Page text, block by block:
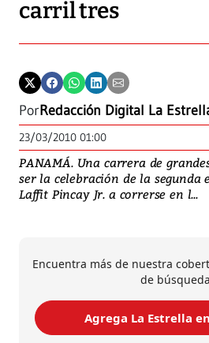
carril tres
PorRedacción Digital La
23/03/2010 01:00
PANAMÁ. Una carrera de
ser la celebración de la segunda
Laffit Pincay Jr. a correrse en l...
Encuentra más de nuestra
de
Agrega La Estrella